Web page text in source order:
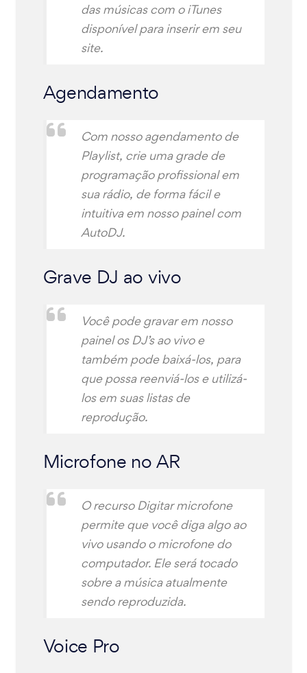
das músicas com o iTunes
disponível para inserir em seu
site.
Agendamento
Com nosso agendamento de
Playlist, crie uma grade de
programação profissional em
sua rádio, de forma fácil e
intuitiva em nosso painel com
AutoDJ.
Grave DJ ao vivo
Você pode gravar em nosso
painel os DJ’s ao vivo e
também pode baixá-los, para
que possa reenviá-los e utilizá-
los em suas listas de
reprodução.
Microfone no AR
O recurso Digitar microfone
permite que você diga algo ao
vivo usando o microfone do
computador. Ele será tocado
sobre a música atualmente
sendo reproduzida.
Voice Pro